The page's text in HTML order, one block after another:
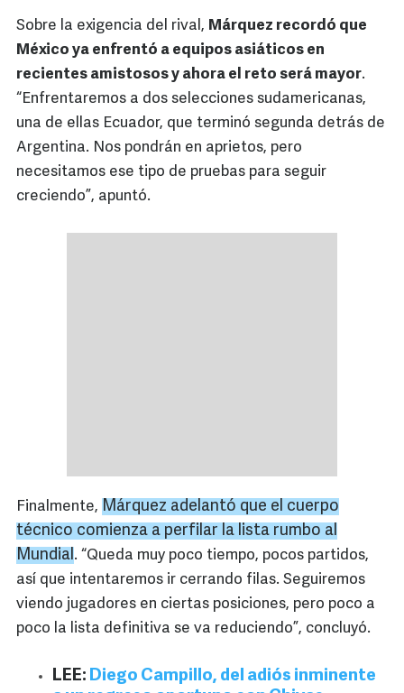
Sobre la exigencia del rival, Márquez recordó que
México ya enfrentó a equipos asiáticos en
recientes amistosos y ahora el reto será mayor.
“Enfrentaremos a dos selecciones sudamericanas,
una de ellas Ecuador, que terminó segunda detrás de
Argentina. Nos pondrán en aprietos, pero
necesitamos ese tipo de pruebas para seguir
creciendo”, apuntó.
Finalmente, Márquez adelantó que el cuerpo
técnico comienza a perfilar la lista rumbo al
Mundial. “Queda muy poco tiempo, pocos partidos,
así que intentaremos ir cerrando filas. Seguiremos
viendo jugadores en ciertas posiciones, pero poco a
poco la lista definitiva se va reduciendo”, concluyó.
LEE: Diego Campillo, del adiós inminente